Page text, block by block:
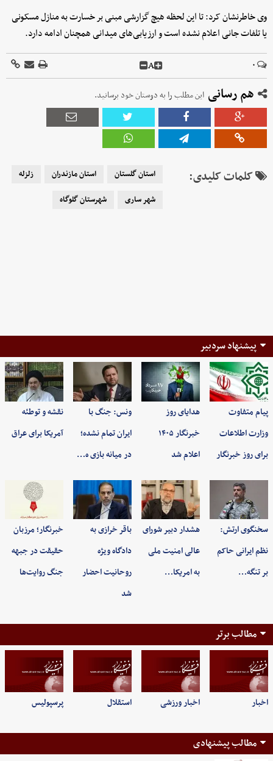
وی خاطرنشان کرد: تا این لحظه هیچ گزارشی مبنی بر خسارت به منازل مسکونی
یا تلفات جانی اعلام نشده است و ارزیابی‌های میدانی همچنان ادامه دارد.
۰ A
هم رسانی این مطلب را به دوستان خود برسانید.
کلمات کلیدی: استان گلستان استان مازندران
زلزله
شهر ساری
شهرستان گلوگاه
پیشنهاد سردبیر
پیام متفاوت
وزارت اطلاعات
برای روز خبرنگار
هدایای روز
خبرنگار ۱۴۰۵
اعلام شد
ونس: جنگ با
ایران تمام نشده؛
در میانه بازی ه…
نقشه و توطئه
آمریکا برای عراق
سخنگوی ارتش:
نظم ایرانی حاکم
بر تنگه…
هشدار دبیر شورای
عالی امنیت ملی
به امریکا…
باقر خرازی به
دادگاه ویژه
روحانیت احضار
شد
خبرنگار؛ مرزبان
حقیقت در جبهه
جنگ روایت‌ها
مطالب برتر
اخبار اخبار ورزشی استقلال پرسپولیس
مطالب پیشنهادی